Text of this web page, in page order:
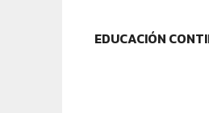
EDUCACIÓN